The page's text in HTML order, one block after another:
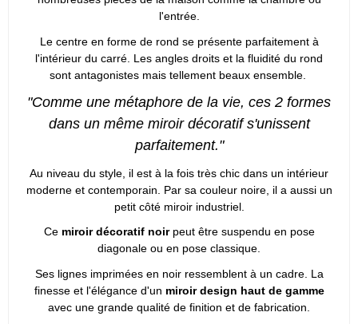
l'entrée.
Le centre en forme de rond se présente parfaitement à
l'intérieur du carré. Les angles droits et la fluidité du rond
sont antagonistes mais tellement beaux ensemble.
"Comme une métaphore de la vie, ces 2 formes
dans un même miroir décoratif s'unissent
parfaitement."
Au niveau du style, il est à la fois très chic dans un intérieur
moderne et contemporain. Par sa couleur noire, il a aussi un
petit côté miroir industriel.
Ce miroir décoratif noirpeut être suspendu en pose
diagonale ou en pose classique.
Ses lignes imprimées en noir ressemblent à un cadre. La
finesse et l'élégance d'un miroir design haut de gamme
avec une grande qualité de finition et de fabrication.